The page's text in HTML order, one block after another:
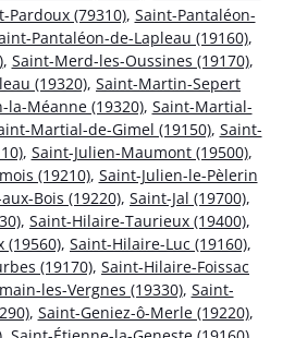
Pardoux (79310), Saint-Pantaléon-
Pantaléon-de-Lapleau (19160),
, Saint-Merd-les-Oussines (19170),
(19320), Saint-Martin-Sepert
Méanne (19320), Saint-Martial-
Martial-de-Gimel (19150), Saint-
, Saint-Julien-Maumont (19500),
(19210), Saint-Julien-le-Pèlerin
Bois (19220), Saint-Jal (19700),
, Saint-Hilaire-Taurieux (19400),
(19560), Saint-Hilaire-Luc (19160),
(19170), Saint-Hilaire-Foissac
les-Vergnes (19330), Saint-
, Saint-Geniez-ô-Merle (19220),